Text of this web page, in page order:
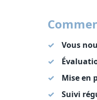
Vous
Mise en
Suivi